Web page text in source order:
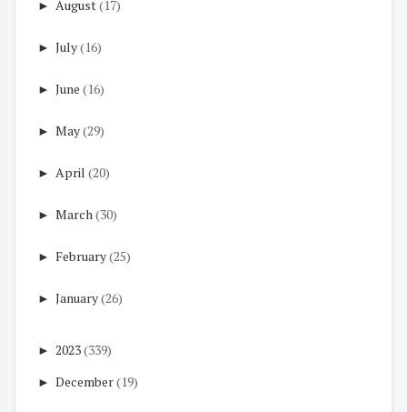
► August(17)
► July(16)
► June (16)
► May(29)
► April (20)
► March(30)
► February(25)
► January(26)
► 2023(339)
► December(19)